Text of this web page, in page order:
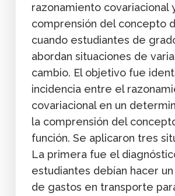
razonamiento covariacional
comprensión del concepto
cuando estudiantes de
abordan situaciones de
cambio. El objetivo fue
incidencia entre el
covariacional en un
la comprensión del
función. Se aplicaron tres
La primera fue el
estudiantes debían hacer
de gastos en transporte